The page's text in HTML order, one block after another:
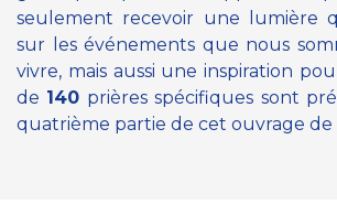
seulement recevoir une lumière
sur les événements que nous
vivre, mais aussi une inspiration
de 140 prières spécifiques sont
quatrième partie de cet ouvrage de